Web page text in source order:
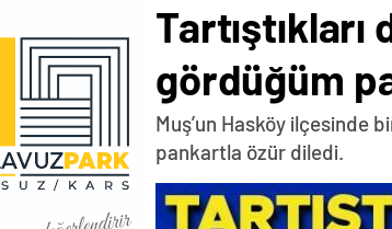
gördüğüm
Muş’un Hasköy ilçesinde
pankartla özür diledi.